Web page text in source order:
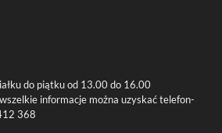
do piątku od 13.00do 16.00
infor­ma­cje można uzyskać tele­fon­
368